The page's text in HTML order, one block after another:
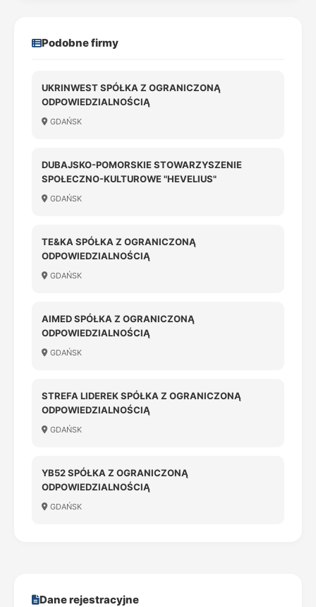
Podobne firmy
UKRINWEST SPÓŁKA Z OGRANICZONĄ
ODPOWIEDZIALNOŚCIĄ
GDAŃSK
DUBAJSKO-POMORSKIE STOWARZYSZENIE
SPOŁECZNO-KULTUROWE "HEVELIUS"
GDAŃSK
TE&KA SPÓŁKA Z OGRANICZONĄ
ODPOWIEDZIALNOŚCIĄ
GDAŃSK
AIMED SPÓŁKA Z OGRANICZONĄ
ODPOWIEDZIALNOŚCIĄ
GDAŃSK
STREFA LIDEREK SPÓŁKA Z OGRANICZONĄ
ODPOWIEDZIALNOŚCIĄ
GDAŃSK
YB52 SPÓŁKA Z OGRANICZONĄ
ODPOWIEDZIALNOŚCIĄ
GDAŃSK
Dane rejestracyjne